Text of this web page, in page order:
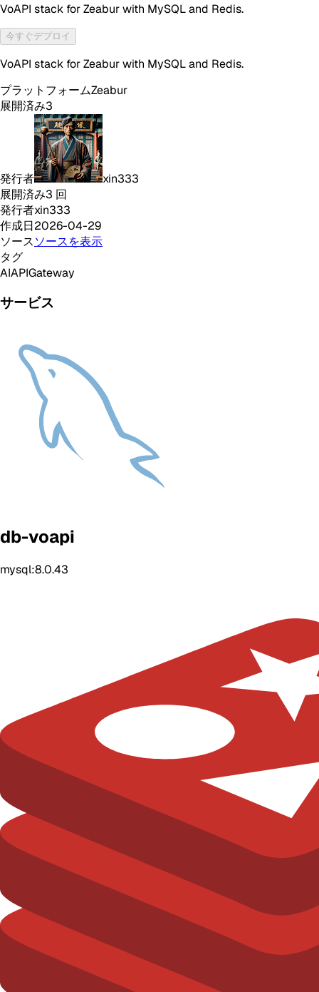
VoAPI stack for Zeabur with MySQL and Redis.
今すぐデプロイ
VoAPI stack for Zeabur with MySQL and Redis.
プラットフォームZeabur
展開済み3
発行者
xin333
展開済み3 回
発行者xin333
作成日2026-04-29
ソースソースを表示
タグ
AIAPIGateway
サービス
db-voapi
mysql:8.0.43